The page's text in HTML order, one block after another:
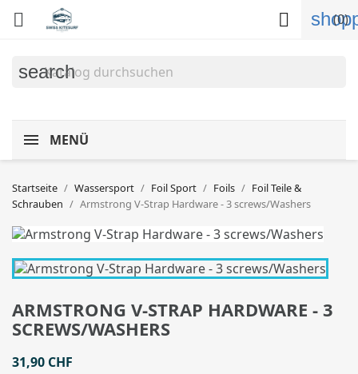
 (0)

search
MENÜ
Startseite Wassersport Foil Sport Foils
Foil Teile &
Schrauben
Armstrong V-Strap Hardware - 3 screws/Washers
ARMSTRONG V-STRAP HARDWARE - 3
SCREWS/WASHERS
31,90 CHF